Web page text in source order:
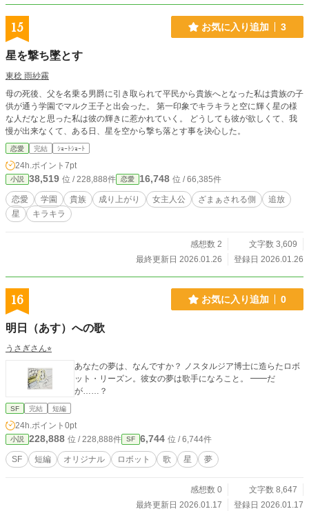
15 お気に入り追加 3
星を撃ち墜とす
東稔 雨紗霧
母の死後、父を名乗る男爵に引き取られて平民から貴族へとなった私は貴族の子
供が通う学園でマルク王子と出会った。 第一印象でキラキラと空に輝く星の様
な人だなと思った私は彼の輝きに惹かれていく。 どうしても彼が欲しくて、我
慢が出来なくて、ある日、星を空から撃ち落とす事を決心した。
恋愛 完結 ｼｮｰﾄｼｮｰﾄ
24h.ポイント 7pt
小説 38,519 位 / 228,888件 恋愛 16,748 位 / 66,385件
恋愛 学園 貴族 成り上がり 女主人公 ざまぁされる側
追放
星
キラキラ
感想数 2
文字数 3,609
最終更新日 2026.01.26
登録日 2026.01.26
16 お気に入り追加 0
明日（あす）への歌
うさぎさん⭐︎
あなたの夢は、なんですか？ ノスタルジア博士に造らたロボ
ット・リーズン。彼女の夢は歌手になろこと。 ━━だ
が……？
SF 完結 短編
24h.ポイント 0pt
小説 228,888 位 / 228,888件 SF 6,744 位 / 6,744件
SF 短編 オリジナル ロボット 歌 星 夢
感想数 0
文字数 8,647
最終更新日 2026.01.17
登録日 2026.01.17